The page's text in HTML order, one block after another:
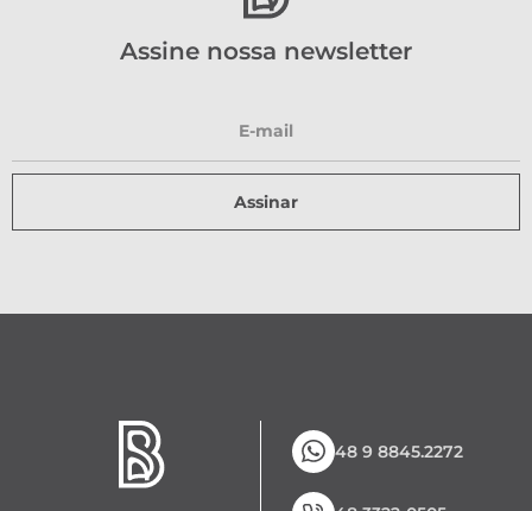
Assine nossa newsletter
Assinar
48 9 8845.2272